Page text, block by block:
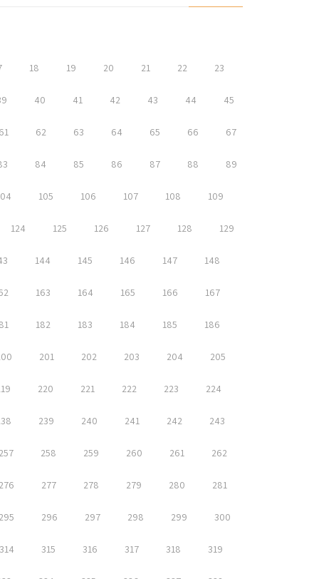
18 19 20 21 22 23
40 41 42 43 44 45
62 63 64 65 66 67
84 85 86 87 88 89
105 106 107 108 109
124 125 126 127 128 129
144 145 146 147 148
163 164 165 166 167
182 183 184 185 186
201 202 203 204 205
220 221 222 223 224
239 240 241 242 243
258 259 260 261 262
277 278 279 280 281
296 297 298 299 300
314 315 316 317 318 319